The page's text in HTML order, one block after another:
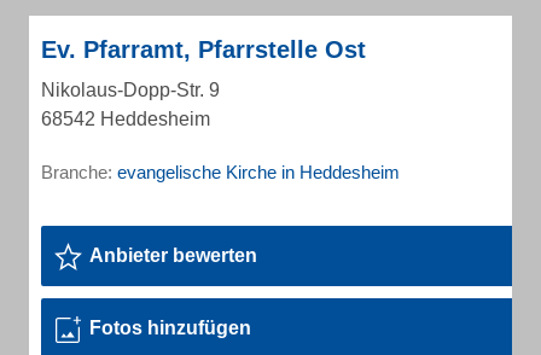
Ev. Pfarramt, Pfarrstelle Ost
Nikolaus-Dopp-Str. 9
68542 Heddesheim
Branche: evangelische Kirche in Heddesheim
Anbieter bewerten
Fotos hinzufügen